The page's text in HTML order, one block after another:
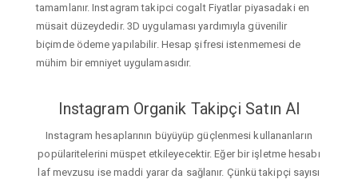
tamamlanır. Instagram takipci cogalt Fiyatlar piyasadaki en
müsait düzeydedir. 3D uygulaması yardımıyla güvenilir
biçimde ödeme yapılabilir. Hesap şifresi istenmemesi de
mühim bir emniyet uygulamasıdır.
Instagram Organik Takipçi Satın Al
Instagram hesaplarının büyüyüp güçlenmesi kullananların
popülaritelerini müspet etkileyecektir. Eğer bir işletme hesabı
laf mevzusu ise maddi yarar da sağlanır. Çünkü takipçi sayısı